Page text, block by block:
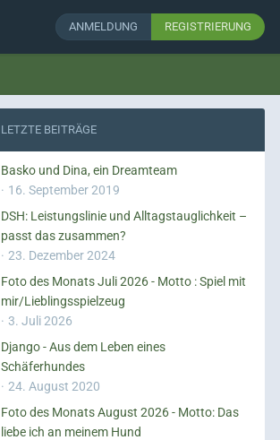
ANMELDUNG REGISTRIERUNG
LETZTE BEITRÄGE
Basko und Dina, ein Dreamteam
16. September 2019
DSH: Leistungslinie und Alltagstauglichkeit –
passt das zusammen?
23. Dezember 2024
Foto des Monats Juli 2026 - Motto : Spiel mit
mir/Lieblingsspielzeug
3. Juli 2026
Django - Aus dem Leben eines
Schäferhundes
24. August 2020
Foto des Monats August 2026 - Motto: Das
liebe ich an meinem Hund